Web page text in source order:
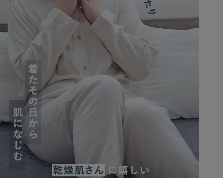
春 夏 冬
メンズパジャマ
オーガニック素材
サッカー/ちぢみ 楊
柳
ニット/ストレッチ
体型別におすすめパジ
ャマ
年齢別におすすめパジ
ャマ
インナーウェア カタログギフト
上着単品
ズボン単品
会社概要 お買い物ガイド
SDGsの取り組み